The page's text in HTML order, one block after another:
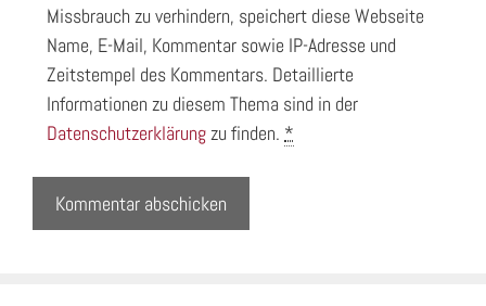
Missbrauch zu verhindern, speichert diese Webseite
Name, E-Mail, Kommentar sowie IP-Adresse und
Zeitstempel des Kommentars. Detaillierte
Informationen zu diesem Thema sind in der
Datenschutzerklärungzu finden. *